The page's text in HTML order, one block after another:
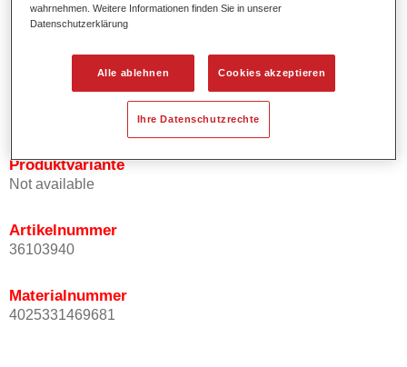
Effektausrichtung.
Fördert kurze Prozesszeiten.
Ist sehr ergiebig.
Wird für die Reparatur von speziellen Effektfarbtönen in
Produktvariante
Not available
Artikelnummer
36103940
Materialnummer
4025331469681
wahrnehmen. Weitere Informationen finden Sie in unserer
Datenschutzerklärung
Alle ablehnen Cookies akzeptieren
Ihre Datenschutzrechte